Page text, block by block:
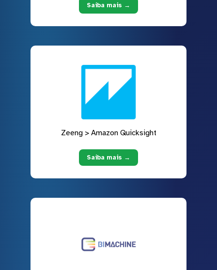
Saiba mais →
Zeeng > Amazon Quicksight
Saiba mais →